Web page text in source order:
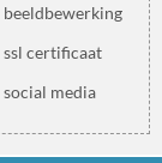
beeldbewerking
ssl certificaat
social media